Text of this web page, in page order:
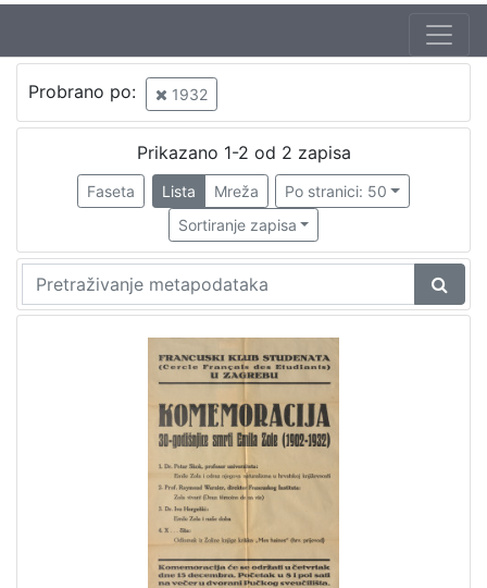
Probrano po: 1932
Prikazano 1-2 od 2 zapisa
Faseta Lista Mreža
Po stranici: 50
Sortiranje zapisa